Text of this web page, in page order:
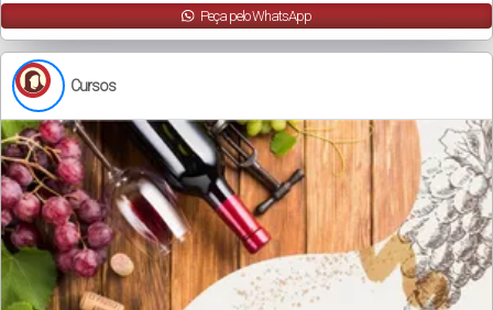
Peça pelo WhatsApp
Cursos